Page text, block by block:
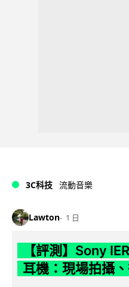
3C科技 流動音樂
Lawton 1 日
【評測】Sony
耳機：現場拍攝